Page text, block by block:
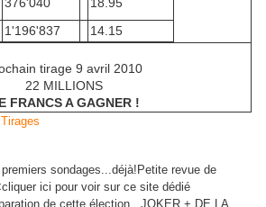
1'196'837 14.15
tirage 9 avril 2010
22 MILLIONS
FRANCS A GAGNER !
sondages...déjà!Petite revue de
ici pour voir sur ce site dédié
de cette élection.. JOKER + DE LA